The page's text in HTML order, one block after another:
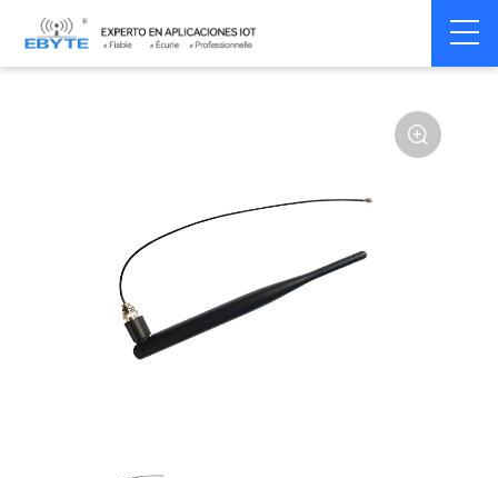
Home > Accessoires > Antenna
